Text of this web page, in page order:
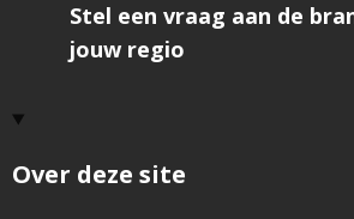
Over deze site
Stel een vraag aan de
jouw regio